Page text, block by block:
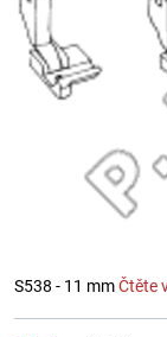
S538 - 11 mmČtěte